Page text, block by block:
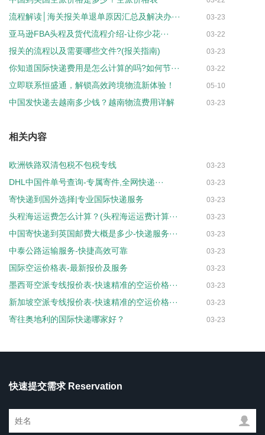
流程解读│海关报关单退单原因汇总及解决办··· 03-23
亚马逊FBA头程及货代流程介绍-让你少花··· 03-22
报关的流程以及需要哪些文件?(报关指南) 03-23
你知道国际快递费用是怎么计算的吗?如何节··· 03-22
立即联系恒盛通，解锁高效跨境物流新体验！ 05-10
中国发快递去越南多少钱？越南物流费用详解 03-23
相关内容
欧洲铁路双清包税不包税专线 03-23
DHL中国件单号查询-专属寄件,全网快递··· 03-23
寄快递到国外选择|专业国际快递服务 03-23
头程海运运费怎么计算？(头程海运运费计算··· 03-23
中国寄快递到英国邮费大概是多少-快递服务··· 03-23
中泰公路运输服务-快捷高效可靠 03-23
国际空运价格表-最新报价及服务 03-23
墨西哥空派专线报价表-快速精准的空运价格··· 03-23
新加坡空派专线报价表-快速精准的空运价格··· 03-23
寄往奥地利的国际快递哪家好？ 03-23
快速提交需求 Reservation